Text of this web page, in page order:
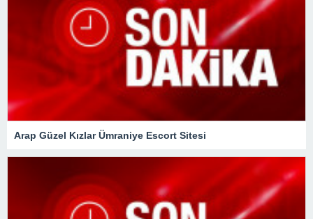
Arap Güzel Kızlar Ümraniye Escort Sitesi